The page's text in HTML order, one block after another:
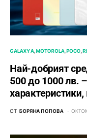
GALAXY A MOTOROLA POCO
Най-добрият
500 до 1000 лв.
ОТ БОРЯНА ПОПОВА